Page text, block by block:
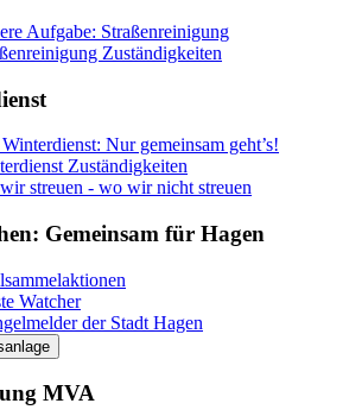
Aufgabe: Straßenreinigung
Zuständigkeiten
Nur gemeinsam geht’s!
Zuständigkeiten
streuen - wo wir nicht streuen
Gemeinsam für Hagen
Watcher
der Stadt Hagen
MVA